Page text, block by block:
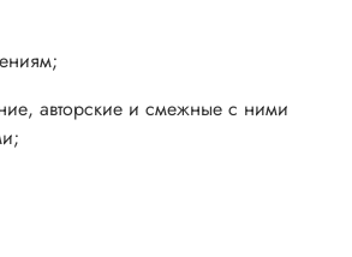
авторские и смежные с ними